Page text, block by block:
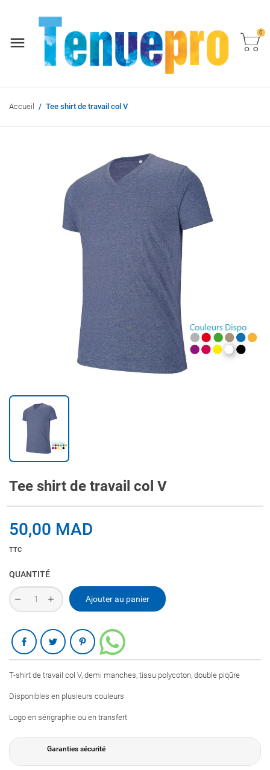
0
Accueil Tee shirt de travail col V
Tee shirt de travail col V
50,00 MAD
TTC
QUANTITÉ
Ajouter au panier
Partager
T-shirt de travail col V, demi manches, tissu polycoton, double piqûre
Disponibles en plusieurs couleurs
Logo en sérigraphie ou en transfert
Garanties sécurité